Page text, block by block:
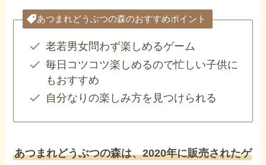
あつまれどうぶつの森のおすすめポイント
老若男女問わず楽しめるゲーム
毎日コツコツ楽しめるので忙しい子供に
もおすすめ
自分なりの楽しみ方を見つけられる
あつまれどうぶつの森は、2020年に販売されたゲ